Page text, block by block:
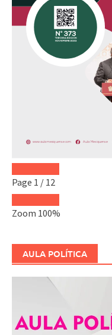
Page 1 / 12
Zoom 100%
AULA POLÍTICA